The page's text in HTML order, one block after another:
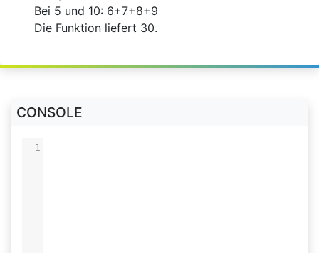
Bei 5 und 10: 6+7+8+9
Die Funktion liefert 30.
CONSOLE
1